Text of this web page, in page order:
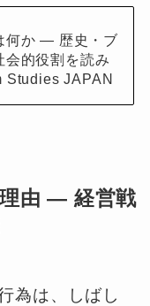
何か ― 歴史・ブ
会的役割を読み
Studies JAPAN
由 ― 経営戦
為は、しばし